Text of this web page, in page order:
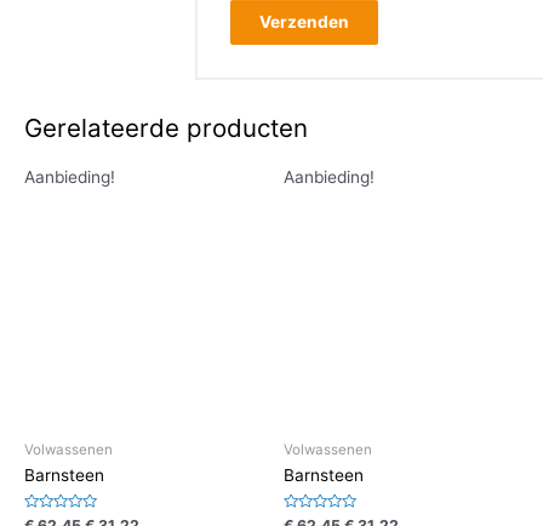
Gerelateerde producten
Aanbieding!
Volwassenen
Barnsteen
Waardering
Aanbieding!
Volwassenen
Barnsteen
Waardering